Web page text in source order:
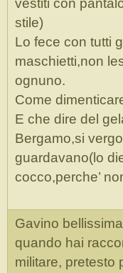
stile)
Lo fece con tutti
maschietti,non
ognuno.
Come
E che dire del
Bergamo,si
guardavano(lo
cocco,perche’
Gavino
quando hai
militare, pretesto